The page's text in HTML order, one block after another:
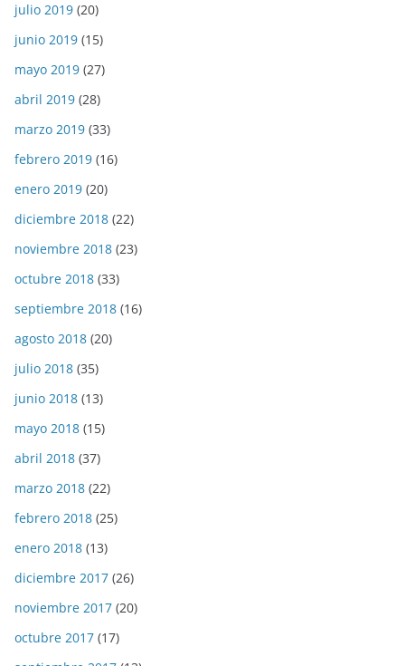
julio 2019 (20)
junio 2019 (15)
mayo 2019 (27)
abril 2019 (28)
marzo 2019 (33)
febrero 2019 (16)
enero 2019 (20)
diciembre 2018 (22)
noviembre 2018 (23)
octubre 2018 (33)
septiembre 2018 (16)
agosto 2018 (20)
julio 2018 (35)
junio 2018 (13)
mayo 2018 (15)
abril 2018 (37)
marzo 2018 (22)
febrero 2018 (25)
enero 2018 (13)
diciembre 2017 (26)
noviembre 2017 (20)
octubre 2017 (17)